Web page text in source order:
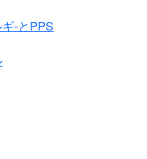
れた華僑は、
的な日記や日誌ではなく、
要務令にもとづいて
-とPPS